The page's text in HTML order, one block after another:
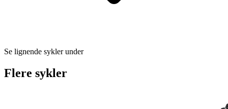
Se lignende sykler under
Flere sykler